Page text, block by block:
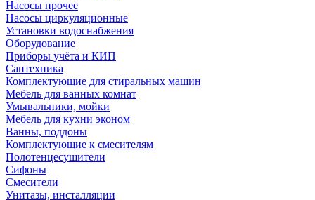
Насосы прочее
Насосы циркуляционные
Установки водоснабжения
Оборудование
Приборы учёта и КИП
Сантехника
Комплектующие для стиральных машин
Мебель для ванных комнат
Умывальники, мойки
Мебель для кухни эконом
Ванны, поддоны
Комплектующие к смесителям
Полотенцесушители
Сифоны
Смесители
Унитазы, инсталляции